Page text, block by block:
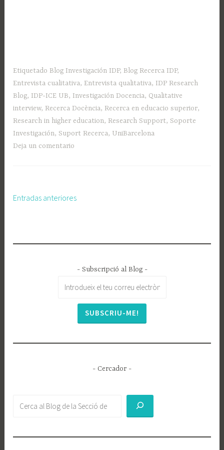
Etiquetado Blog Investigación IDP, Blog Recerca IDP,
Entrevista cualitativa, Entrevista qualitativa, IDP Research
Blog, IDP-ICE UB, Investigación Docencia, Qualitative
interview, Recerca Docència, Recerca en educacio superior,
Research in higher education, Research Support, Soporte
Investigación, Suport Recerca, UniBarcelona
Deja un comentario
Navegación
Entradas anteriores
- Subscripció al Blog -
- Cercador -